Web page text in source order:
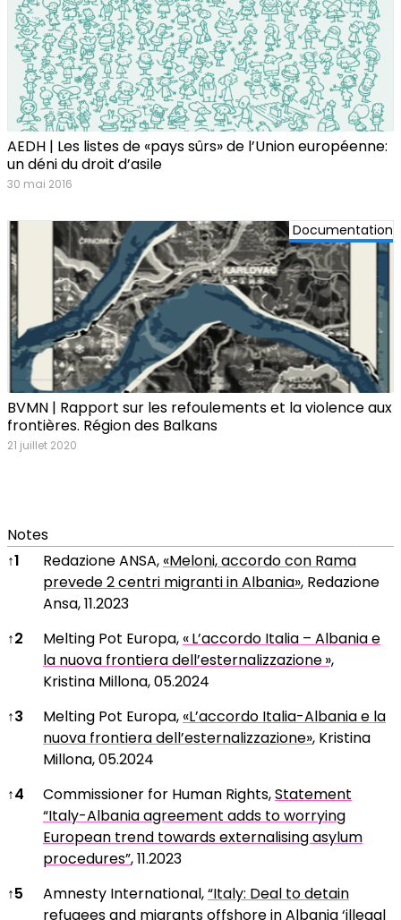
AEDH | Les listes de «pays sûrs» de l’Union européenne:
un déni du droit d’asile
30 mai 2016
Documentation
BVMN | Rapport sur les refoulements et la violence aux
frontières. Région des Balkans
21 juillet 2020
Notes
Notes
↑1 Redazione ANSA, «Meloni, accordo con Rama
prevede 2 centri migranti in Albania», Redazione
Ansa, 11.2023
↑2 Melting Pot Europa, « L’accordo Italia – Albania e
la nuova frontiera dell’esternalizzazione »,
Kristina Millona, 05.2024
↑3 Melting Pot Europa, «L’accordo Italia-Albania e la
nuova frontiera dell’esternalizzazione», Kristina
Millona, 05.2024
↑4 Commissioner for Human Rights,Statement
“Italy-Albania agreement adds to worrying
European trend towards externalising asylum
procedures”, 11.2023
↑5 Amnesty International,“Italy: Deal to detain
refugees and migrants offshore in Albania ‘illegal